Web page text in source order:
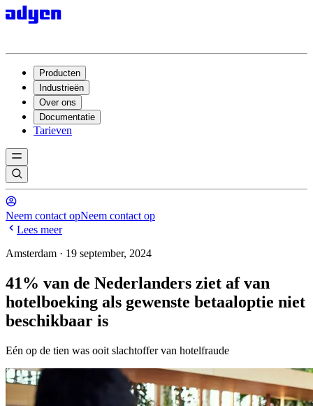
Producten
Industrieën
Over ons
Documentatie
Tarieven
Neem contact opNeem contact op
Lees meer
Amsterdam · 19 september, 2024
41% van de Nederlanders ziet af van
hotelboeking als gewenste betaaloptie niet
beschikbaar is
Eén op de tien was ooit slachtoffer van hotelfraude